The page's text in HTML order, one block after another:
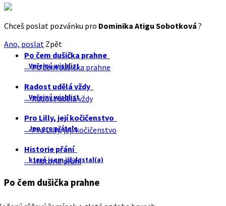
Chceš poslat pozvánku pro Dominika Atigu Sobotková ?
Ano, poslat Zpět
Po čem dušička prahne
Veřejný wishlist
Po čem dušička prahne
Radost udělá vždy
Veřejný wishlist
Radost udělá vždy
Pro Lilly, její kočičenstvo
Jen pro přátele
Pro Lilly, její kočičenstvo
Historie přání
které jsem již dostal(a)
Historie přání
Po čem dušička prahne